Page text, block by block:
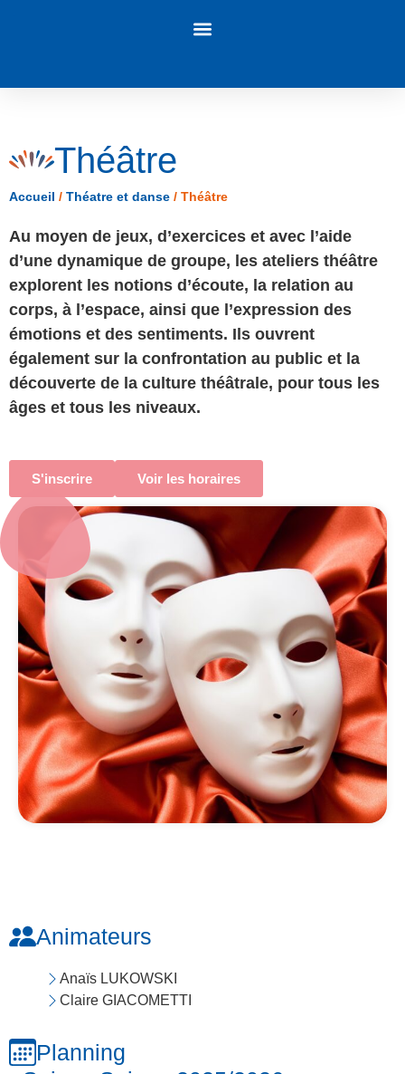
Théâtre
Accueil / Théatre et danse / Théâtre
Au moyen de jeux, d’exercices et avec l’aide
d’une dynamique de groupe, les ateliers théâtre
explorent les notions d’écoute, la relation au
corps, à l’espace, ainsi que l’expression des
émotions et des sentiments. Ils ouvrent
également sur la confrontation au public et la
découverte de la culture théâtrale, pour tous les
âges et tous les niveaux.
S'inscrire Voir les horaires
Animateurs
Anaïs LUKOWSKI
Claire GIACOMETTI
Planning